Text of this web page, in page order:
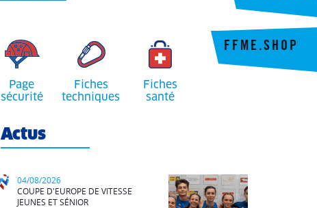
FFME.SHOP
Page
sécurité
Fiches
techniques
Fiches
santé
Actus
04/08/2026
COUPE D'EUROPE DE VITESSE
JEUNES ET SÉNIOR